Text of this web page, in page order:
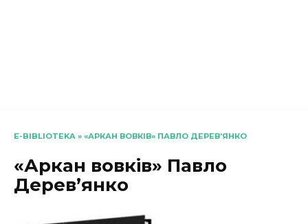
E-BIBLIOTEKA » «АРКАН ВОВКІВ» ПАВЛО ДЕРЕВ’ЯНКО
«Аркан вовків» Павло
Дерев’янко